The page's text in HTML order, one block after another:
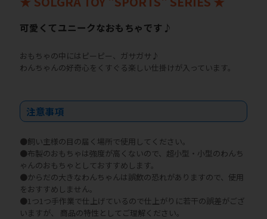
可愛くてユニークなおもちゃです♪
おもちゃの中にはピーピー、ガサガサ♪
わんちゃんの好奇心をくすぐる楽しい仕掛けが入っています。
注意事項
●飼い主様の目の届く場所で使用してください。
●布製のおもちゃは強度が高くないので、超小型・小型のわんち
ゃんのおもちゃとしておすすめします。
●からだの大きなわんちゃんは誤飲の恐れがありますので、使用
をおすすめしません。
●1つ1つ手作業で仕上げているので仕上がりに若干の誤差がござ
いますが、 商品の特性としてご理解ください。